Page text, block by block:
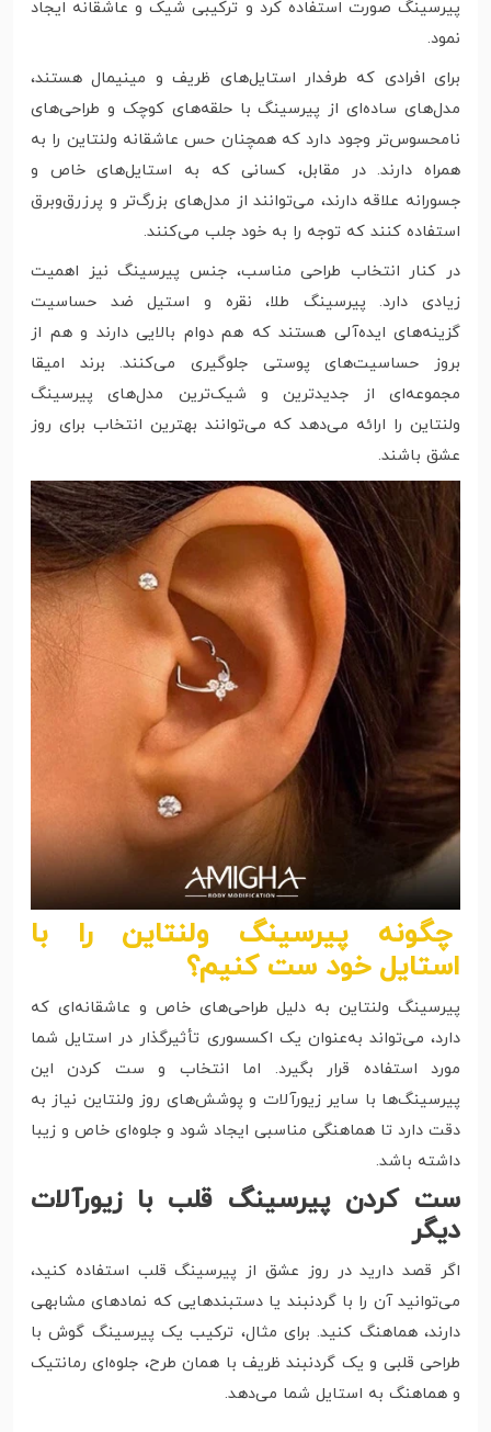
پیرسینگ صورت استفاده کرد و ترکیبی شیک و عاشقانه ایجاد
نمود.
برای افرادی که طرفدار استایل‌های ظریف و مینیمال هستند،
مدل‌های ساده‌ای از پیرسینگ با حلقه‌های کوچک و طراحی‌های
نامحسوس‌تر وجود دارد که همچنان حس عاشقانه ولنتاین را به
همراه دارند. در مقابل، کسانی که به استایل‌های خاص و
جسورانه علاقه دارند، می‌توانند از مدل‌های بزرگ‌تر و پرزرق‌وبرق
استفاده کنند که توجه را به خود جلب می‌کنند.
در کنار انتخاب طراحی مناسب، جنس پیرسینگ نیز اهمیت
زیادی دارد. پیرسینگ طلا، نقره و استیل ضد حساسیت
گزینه‌های ایده‌آلی هستند که هم دوام بالایی دارند و هم از
بروز حساسیت‌های پوستی جلوگیری می‌کنند. برند امیقا
مجموعه‌ای از جدیدترین و شیک‌ترین مدل‌های پیرسینگ
ولنتاین را ارائه می‌دهد که می‌توانند بهترین انتخاب برای روز
عشق باشند.
چگونه پیرسینگ ولنتاین را با
استایل خود ست کنیم؟
پیرسینگ ولنتاین به دلیل طراحی‌های خاص و عاشقانه‌ای که
دارد، می‌تواند به‌عنوان یک اکسسوری تأثیرگذار در استایل شما
مورد استفاده قرار بگیرد. اما انتخاب و ست کردن این
پیرسینگ‌ها با سایر زیورآلات و پوشش‌های روز ولنتاین نیاز به
دقت دارد تا هماهنگی مناسبی ایجاد شود و جلوه‌ای خاص و زیبا
داشته باشد.
ست کردن پیرسینگ قلب با زیورآلات
دیگر
اگر قصد دارید در روز عشق از پیرسینگ قلب استفاده کنید،
می‌توانید آن را با گردنبند یا دستبندهایی که نمادهای مشابهی
دارند، هماهنگ کنید. برای مثال، ترکیب یک پیرسینگ گوش با
طراحی قلبی و یک گردنبند ظریف با همان طرح، جلوه‌ای رمانتیک
و هماهنگ به استایل شما می‌دهد.